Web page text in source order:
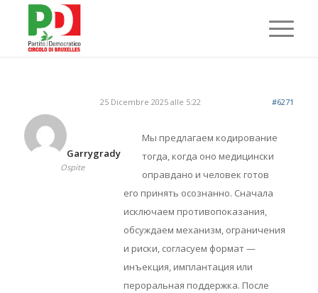
25 Dicembre 2025 alle 5:22 #6271
Garrygrady
Ospite
Мы предлагаем кодирование
тогда, когда оно медицински
оправдано и человек готов
его принять осознанно. Сначала
исключаем противопоказания,
обсуждаем механизм, ограничения
и риски, согласуем формат —
инъекция, имплантация или
пероральная поддержка. После